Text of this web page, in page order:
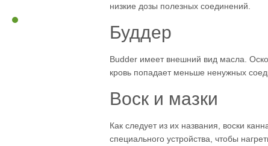
низкие дозы полезных соединений.
Буддер
Budder имеет внешний вид масла.
кровь попадает меньше ненужных
Воск и мазки
Как следует из их названия, воски
специального устройства, чтобы